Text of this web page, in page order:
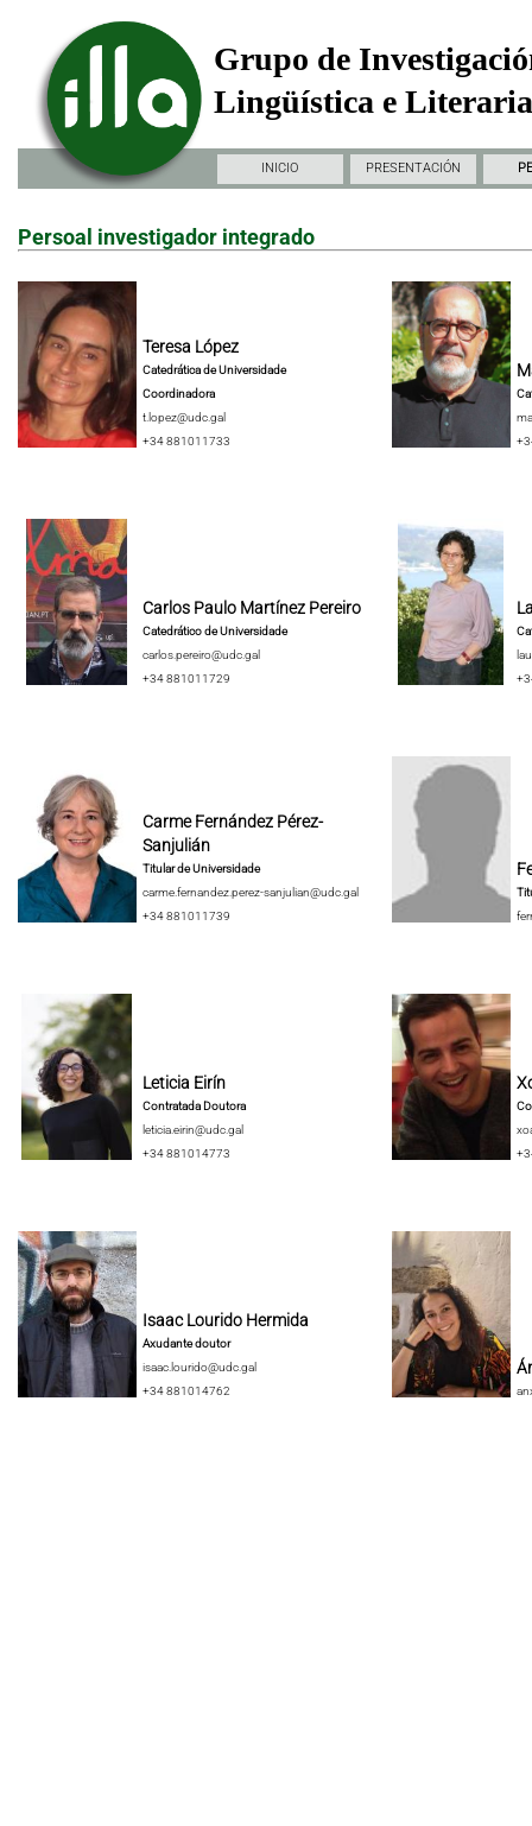
Grupo de
Lingüística e
INICIO PRESENTACIÓN
Persoal investigador integrado
Teresa López
Catedrática de Universidade
Coordinadora
t.lopez@udc.gal
+34 881011733
Carlos Paulo Martínez Pereiro
Catedrático de Universidade
carlos.pereiro@udc.gal
+34 881011729
Carme Fernández Pérez-
Sanjulián
Titular de Universidade
carme.fernandez.perez-sanjulian@udc.gal
+34 881011739
Leticia Eirín
Contratada Doutora
leticia.eirin@udc.gal
+34 881014773
Isaac Lourido Hermida
Axudante doutor
isaac.lourido@udc.gal
+34 881014762